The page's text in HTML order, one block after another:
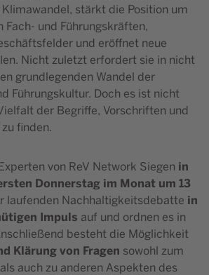
stärkt die Position um
Fach- und Führungskräften,
und eröffnet neue
Nicht zuletzt erfordert sie in nicht
grundlegenden Wandel der
Führungskultur. Doch es ist nicht
der Begriffe, Vorschriften und
finden.
von ReV Network Siegen in
Donnerstag im Monat um 13
laufenden Nachhaltigkeitsdebatte in
Impuls auf und ordnen es in
besteht die Möglichkeit
Klärung von Fragen sowohl zum
auch zu anderen Aspekten des